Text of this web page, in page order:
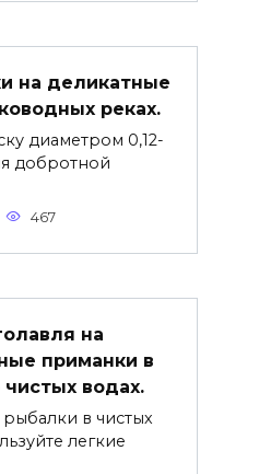
на деликатные
реках.
диаметром 0,12-
добротной
467
на
приманки в
чистых водах.
в чистых
легкие